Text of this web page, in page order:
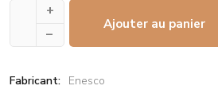
+
–
Ajouter au panier
Fabricant: Enesco